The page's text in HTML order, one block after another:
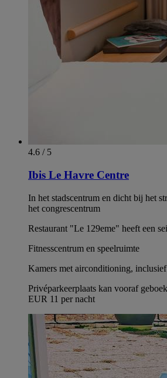
4.6 / 5
Ibis Le Havre Centre
In het stadscentrum en dicht bij het
het congrescentrum
Restaurant "Le 129eme" heeft een
Fitnesscentrum en speelruimte
Kamers met airconditioning,
Privéparkeerplaats kan vooraf
EUR 11 per nacht